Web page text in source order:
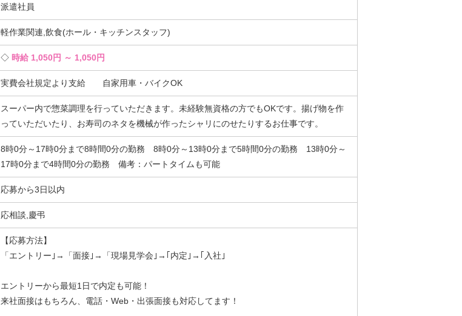
派遣社員
軽作業関連,飲食(ホール・キッチンスタッフ)
時給 1,050円 ～ 1,050円
実費会社規定より支給 自家用車・バイクOK
スーパー内で惣菜調理を行っていただきます。未経験無資格の方でもOKです。揚げ物を作
っていただいたり、お寿司のネタを機械が作ったシャリにのせたりするお仕事です。
8時0分～17時0分まで8時間0分の勤務 8時0分～13時0分まで5時間0分の勤務 13時0分～
17時0分まで4時間0分の勤務 備考：パートタイムも可能
応募から3日以内
応相談,慶弔
【応募方法】
「エントリー｣→「面接｣→「現場見学会｣→｢内定｣→｢入社｣
エントリーから最短1日で内定も可能！
来社面接はもちろん、電話・Web・出張面接も対応してます！